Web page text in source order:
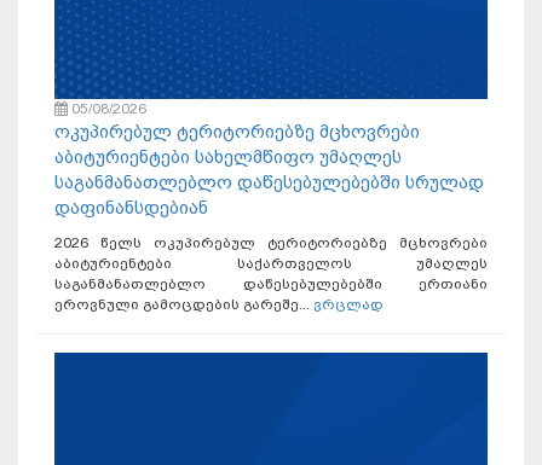
05/08/2026
ოკუპირებულ ტერიტორიებზე მცხოვრები
აბიტურიენტები სახელმწიფო უმაღლეს
საგანმანათლებლო დაწესებულებებში სრულად
დაფინანსდებიან
2026 წელს ოკუპირებულ ტერიტორიებზე მცხოვრები
აბიტურიენტები საქართველოს უმაღლეს
საგანმანათლებლო დაწესებულებებში ერთიანი
ეროვნული გამოცდების გარეშე... ვრცლად